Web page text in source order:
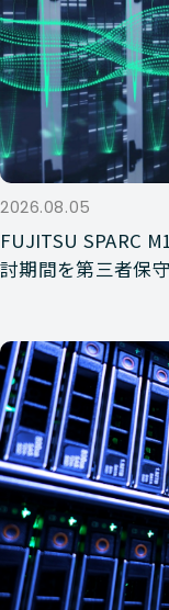
2026.08.05
FUJITSU SPARC
討期間を第三者保